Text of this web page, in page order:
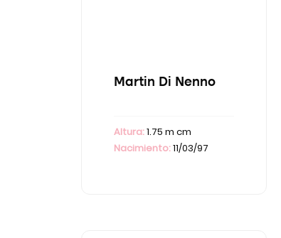
Martin Di Nenno
Altura:1.75 m cm
Nacimiento:11/03/97